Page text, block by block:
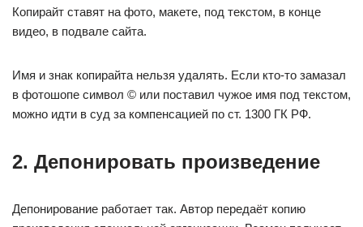
Копирайт ставят на фото, макете, под текстом, в конце
видео, в подвале сайта.
Имя и знак копирайта нельзя удалять. Если кто-то замазал
в фотошопе символ © или поставил чужое имя под текстом,
можно идти в суд за компенсацией по ст. 1300 ГК РФ.
2. Депонировать произведение
Депонирование работает так. Автор передаёт копию